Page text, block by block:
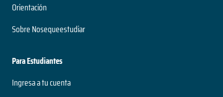
Orientación
Sobre Nosequeestudiar
Para Estudiantes
Ingresa a tu cuenta